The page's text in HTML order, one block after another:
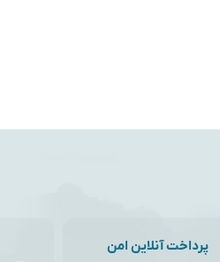
پرداخت آنلاین امن